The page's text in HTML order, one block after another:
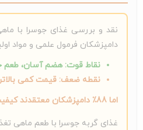
نقد و بررسی غذای جوسرا با
دامپزشکان فرمول علمی و مواد
نقاط قوت: هضم آسان، طعم
نقطه ضعف: قیمت کمی بالاتر
اما 88٪ دامپزشکان معتقدند
غذای گربه جوسرا با طعم ماهی